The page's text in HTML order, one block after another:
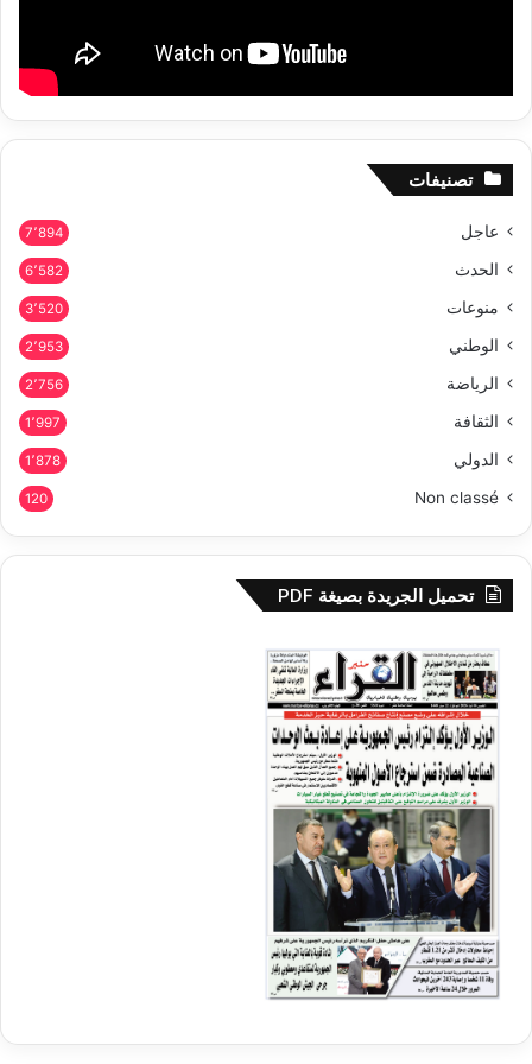
تصنيفات
عاجل 7٬894
الحدث 6٬582
منوعات 3٬520
الوطني 2٬953
الرياضة 2٬756
الثقافة 1٬997
الدولي 1٬878
Non classé
120
تحميل الجريدة بصيغة PDF